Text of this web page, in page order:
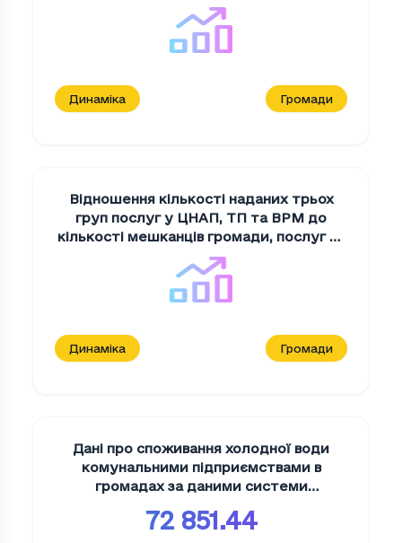
Динаміка Громади
Відношення кількості наданих трьох
груп послуг у ЦНАП, ТП та ВРМ до
кількості мешканців громади, послуг на
100 осіб
Динаміка Громади
Дані про споживання холодної води
комунальними підприємствами в
громадах за даними системи
72 851.44